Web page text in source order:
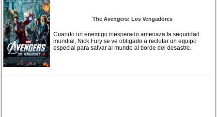
The Avengers: Los Vengadores
Cuando un enemigo inesperado amenaza la seguridad
mundial, Nick Fury se ve obligado a reclutar un equipo
especial para salvar al mundo al borde del desastre.